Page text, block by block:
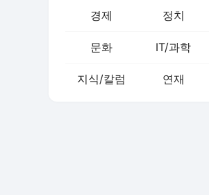
경제 정치
문화 IT/과학
지식/칼럼 연재